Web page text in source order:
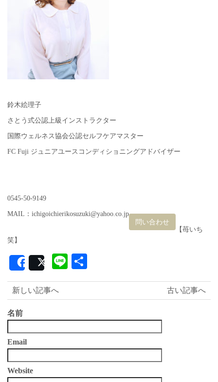
鈴木絵理子
さとう式公認上級インストラクター
国際ウェルネス協会公認セルフケアマスター
FC Fuji ジュニアユースコンディショニングアドバイザー
0545-50-9149
MAIL：ichigoichierikosuzuki@yahoo.co.jp
問い合わせ
【苺いち
笑】
SharePost Line
有
古い記事へ
新しい記事へ
名前
Email
Website